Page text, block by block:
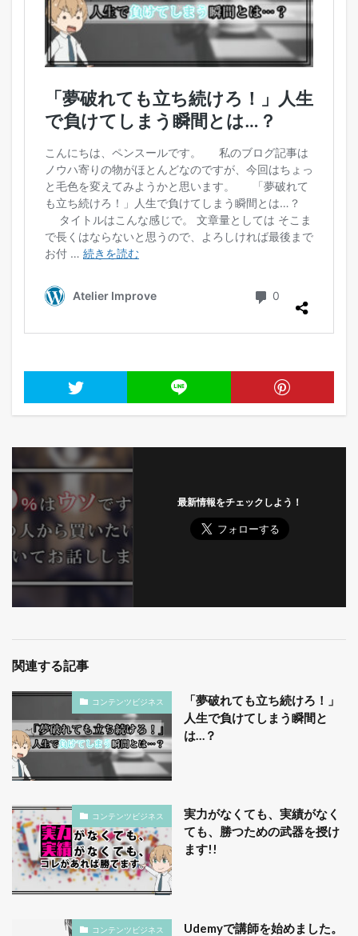
最新情報をチェックしよう！
関連する記事
コンテンツビジネス
「夢破れても立ち続けろ！」
人生で負けてしまう瞬間と
は…？
コンテンツビジネス
実力がなくても、実績がなく
ても、勝つための武器を授け
ます!!
コンテンツビジネス Udemyで講師を始めました。